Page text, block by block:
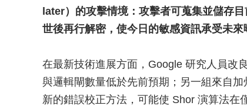
later）的攻擊情境：攻擊者可蒐集並儲存
世後再行解密，使今日的敏感資訊承受未來
在最新技術進展方面，Google 研究人員改
與邏輯閘數量低於先前預期；另一組來自
新的錯誤校正方法，可能使 Shor 演算法在